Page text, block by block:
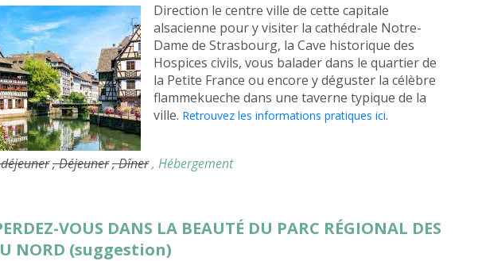
Direction le centre ville de cette capitale
alsacienne pour y visiter la cathédrale Notre-
Dame de Strasbourg, la Cave historique des
Hospices civils, vous balader dans le quartier de
la Petite France ou encore y déguster la célèbre
flammekueche dans une taverne typique de la
ville. Retrouvez les informations pratiques ici.
, Déjeuner, Dîner, Hébergement
VOUS DANS LA BEAUTÉ DU PARC RÉGIONAL DES
NORD (suggestion)